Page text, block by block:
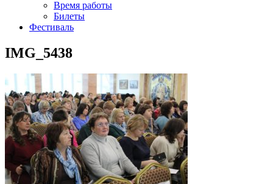
Время работы
Билеты
Фестиваль
IMG_5438